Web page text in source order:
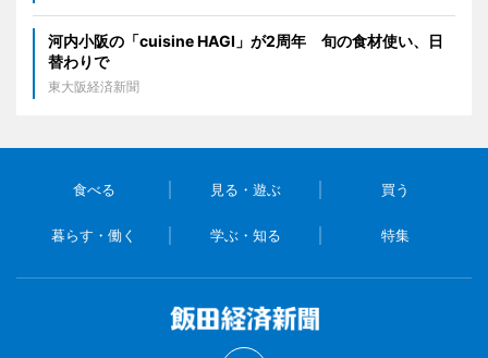
河内小阪の「cuisine HAGI」が2周年 旬の食材使い、日
替わりで
東大阪経済新聞
食べる 見る・遊ぶ 買う
暮らす・働く 学ぶ・知る 特集